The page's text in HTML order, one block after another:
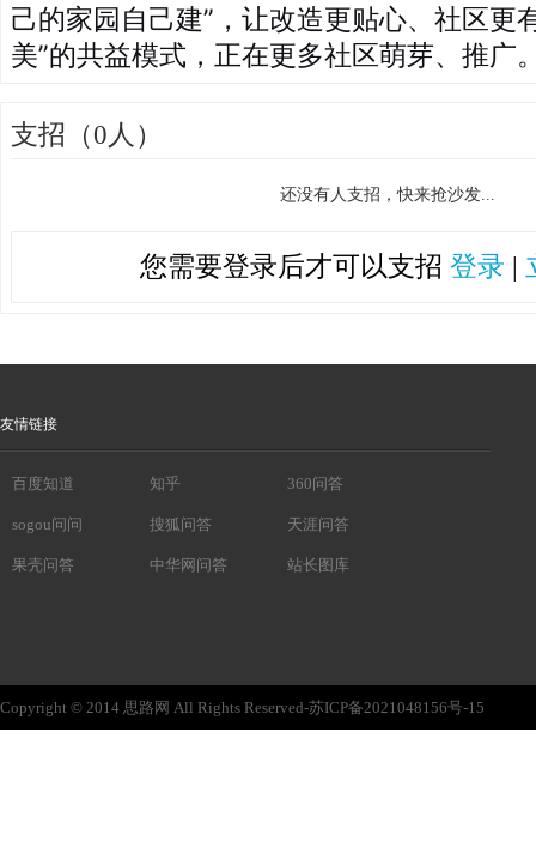
己的家园自己建”，让改造更贴心、社区更
美”的共益模式，正在更多社区萌芽、推广
支招（0人）
还没有人支招，快来抢沙发...
您需要登录后才可以支招 登录 |
友情链接
百度知道 知乎 360问答
sogou问问 搜狐问答 天涯问答
果壳问答 中华网问答 站长图库
Copyright © 2014 思路网 All Rights Reserved-苏ICP备2021048156号-15